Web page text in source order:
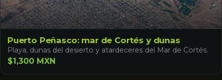
Puerto Peñasco: mar de Cortés y dunas
Playa, dunas del desierto y atardeceres del Mar de Cortés.
$1,300 MXN